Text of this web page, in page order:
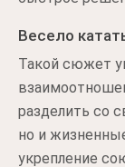
Весело
Такой сюжет
разделить со
но и
укрепление